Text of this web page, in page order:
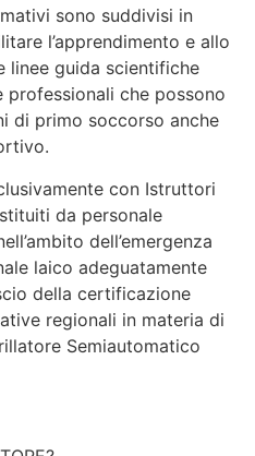
sono suddivisi in
l’apprendimento e allo
linee guida scientifiche
che possono
di primo soccorso anche
con Istruttori
da personale
dell’emergenza
laico adeguatamente
della certificazione
regionali in materia di
Semiautomatico